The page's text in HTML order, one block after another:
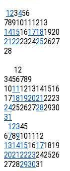
123456
7891011 1213
14151617181920
21222324252627
28
12
3456789
1011 1213141516
17181920212223
24252627282930
31
12345
67891011 12
13141516171819
20212223242526
2728293031